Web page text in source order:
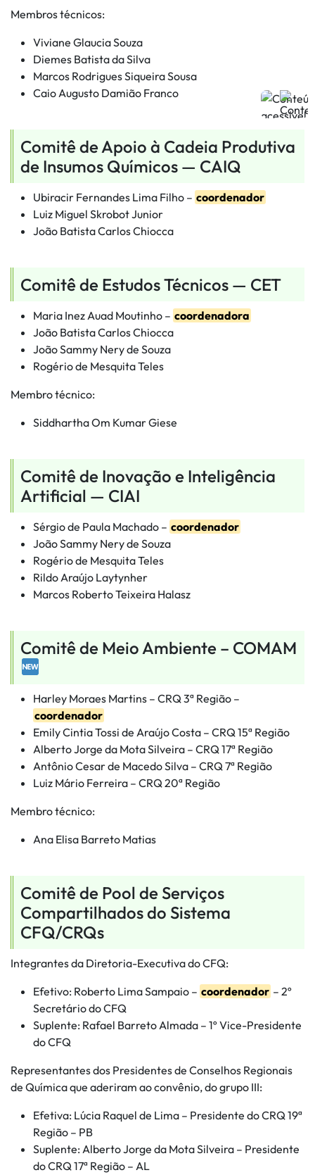
Membros técnicos:
Viviane Glaucia Souza
Diemes Batista da Silva
Marcos Rodrigues Siqueira Sousa
Caio Augusto Damião Franco
Comitê de Apoio à Cadeia Produtiva
de Insumos Químicos — CAIQ
Ubiracir Fernandes Lima Filho – coordenador
Luiz Miguel Skrobot Junior
João Batista Carlos Chiocca
Comitê de Estudos Técnicos — CET
Maria Inez Auad Moutinho – coordenadora
João Batista Carlos Chiocca
João Sammy Nery de Souza
Rogério de Mesquita Teles
Membro técnico:
Siddhartha Om Kumar Giese
Comitê de Inovação e Inteligência
Artificial — CIAI
Sérgio de Paula Machado – coordenador
João Sammy Nery de Souza
Rogério de Mesquita Teles
Rildo Araújo Laytynher
Marcos Roberto Teixeira Halasz
Comitê de Meio Ambiente – COMAM
Harley Moraes Martins – CRQ 3ª Região –
coordenador
Emily Cintia Tossi de Araújo Costa – CRQ 15ª Região
Alberto Jorge da Mota Silveira – CRQ 17ª Região
Antônio Cesar de Macedo Silva – CRQ 7ª Região
Luiz Mário Ferreira – CRQ 20ª Região
Membro técnico:
Ana Elisa Barreto Matias
Comitê de Pool de Serviços
Compartilhados do Sistema
CFQ/CRQs
Integrantes da Diretoria-Executiva do CFQ:
Efetivo: Roberto Lima Sampaio – coordenador – 2º
Secretário do CFQ
Suplente: Rafael Barreto Almada – 1º Vice-Presidente
do CFQ
Representantes dos Presidentes de Conselhos Regionais
de Química que aderiram ao convênio, do grupo III:
Efetiva: Lúcia Raquel de Lima – Presidente do CRQ 19ª
Região – PB
Suplente: Alberto Jorge da Mota Silveira – Presidente
do CRQ 17ª Região – AL